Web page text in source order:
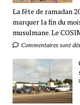
La fête de ramadan
marquer la fin du
musulmane. Le
Commentaires sont